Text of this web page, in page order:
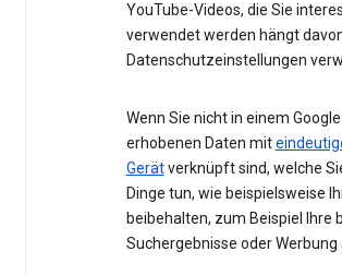
YouTube-Videos, die Sie
verwendet werden hängt
Datenschutzeinstellungen
Wenn Sie nicht in einem
erhobenen Daten mit
Gerätverknüpft sind, welche
Dinge tun, wie beispielsweise
beibehalten, zum Beispiel Ihre
Suchergebnisse oder